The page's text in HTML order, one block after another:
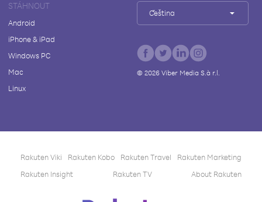
STÁHNOUT
Android
iPhone & iPad
Windows PC
Mac
Linux
Čeština
© 2026Viber Media S.à r.l.
Rakuten Viki Rakuten Kobo Rakuten Travel
Rakuten Marketing
Rakuten Insight
Rakuten TV About Rakuten